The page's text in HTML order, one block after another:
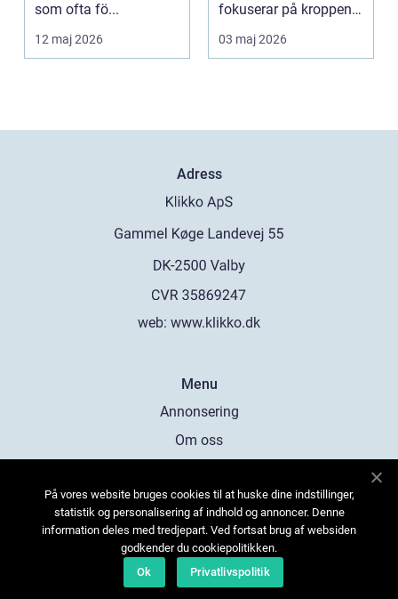
som ofta fö...
12 maj 2026
fokuserar på kroppens
egen förmåga att lä...
03 maj 2026
Adress
web: www.klikko.dk
Menu
Annonsering
Om oss
Kontakta oss
Sitemap
På vores website bruges cookies til at huske dine indstillinger,
statistik og personalisering af indhold og annoncer. Denne
information deles med tredjepart. Ved fortsat brug af websiden
godkender du cookiepolitikken.
Ok
Privatlivspolitik